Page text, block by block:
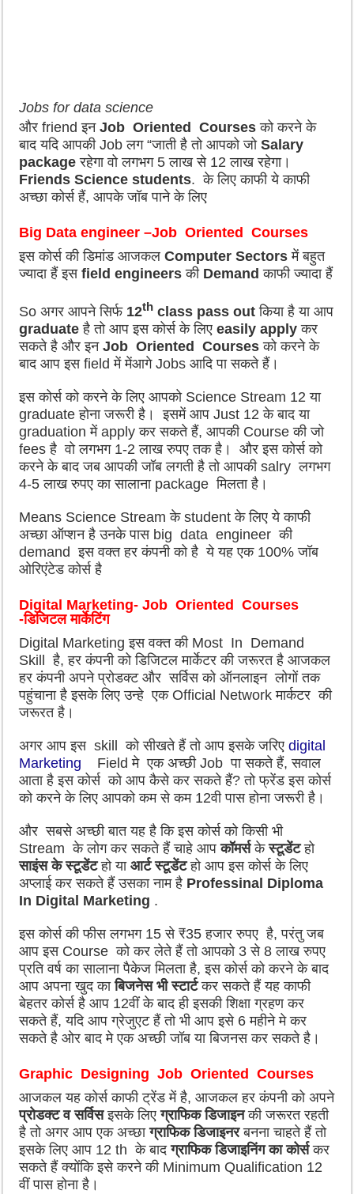
Jobs for data science
और friend इनJob Oriented Courses को करने के
बाद यदि आपकी Job लग “जाती है तो आपको जोSalary
package रहेगा वो लगभग 5 लाख से 12 लाख रहेगा।
Friends Science students. के लिए काफी ये काफी
अच्छा कोर्स हैं, आपके जॉब पाने के लिए
Big Data engineer –Job Oriented Courses
इस कोर्स की डिमांड आजकलComputer Sectors में बहुत
ज्यादा हैं इसfield engineers की Demand काफी ज्यादा हैं
So अगर आपने सिर्फ 12th class pass out किया है या आप
graduate है तो आप इस कोर्स के लिएeasily apply कर
सकते है और इनJob Oriented Courses को करने के
बाद आप इस field में मेंआगे Jobs आदि पा सकते हैं।
इस कोर्स को करने के लिए आपको Science Stream 12 या
graduate होना जरूरी है।इसमें आप Just 12के बाद या
graduationमें apply कर सकते हैं, आपकी Course की जो
fees है वो लगभग 1-2लाख रुपए तक है। और इस कोर्स को
करने के बाद जब आपकी जॉब लगती है तो आपकी salry लगभग
4-5 लाख रुपए का सालाना package मिलता है।
Means Science Stream के student के लिए ये काफी
अच्छा ऑप्शन है उनके पास big data engineer की
demand इस वक्त हर कंपनी को है ये यह एक 100% जॉब
ओरिएंटेड कोर्स है
Digital Marketing-Job Oriented Courses
-डिजिटल मार्केटिंग
Digital Marketing इस वक्त की Most In Demand
Skill है, हर कंपनी को डिजिटल मार्केटर की जरूरत है आजकल
हर कंपनी अपने प्रोडक्ट और सर्विस को ऑनलाइन लोगों तक
पहुंचाना है इसके लिए उन्हे एक Official Network मार्कटर की
जरूरत है।
अगर आप इस skill को सीखते हैं तो आप इसके जरिएdigital
Marketing
Field मे एक अच्छी Job पा सकते हैं, सवाल
आता है इस कोर्स को आप कैसे कर सकते हैं? तो फ्रेंड इस कोर्स
को करने के लिए आपको कम से कम 12वी पास होना जरूरी है।
और सबसे अच्छी बात यह है कि इस कोर्स को किसी भी
Stream के लोग कर सकते हैं चाहे आपकॉमर्सकेस्टूडेंटहो
साइंस के स्टूडेंटहो याआर्ट स्टूडेंटहो आप इस कोर्स के लिए
अप्लाई कर सकते हैं उसका नाम है Professinal Diploma
In Digital Marketing .
इस कोर्स की फीस लगभग 15 से ₹35 हजार रुपए है, परंतु जब
आप इस Course को कर लेते हैं तो आपको 3 से 8 लाख रुपए
प्रति वर्ष का सालाना पैकेज मिलता है, इस कोर्स को करने के बाद
आप अपना खुद काबिजनेस भी स्टार्टकर सकते हैं यह काफी
बेहतर कोर्स है आप 12वीं के बाद ही इसकी शिक्षा ग्रहण कर
सकते हैं, यदि आप ग्रेजुएट हैं तो भी आप इसे 6 महीने मे कर
सकते है ओर बाद मे एक अच्छी जॉब या बिजनस कर सकते है।
Graphic Designing Job Oriented Courses
आजकल यह कोर्स काफी ट्रेंड में है, आजकल हर कंपनी को अपने
प्रोडक्ट व सर्विसइसके लिएग्राफिक डिजाइनकी जरूरत रहती
है तो अगर आप एक अच्छाग्राफिक डिजाइनरबनना चाहते हैं तो
इसके लिए आप 12 th के बादग्राफिक डिजाइनिंग का कोर्सकर
सकते हैं क्योंकि इसे करने की Minimum Qualification 12
वीं पास होना है।